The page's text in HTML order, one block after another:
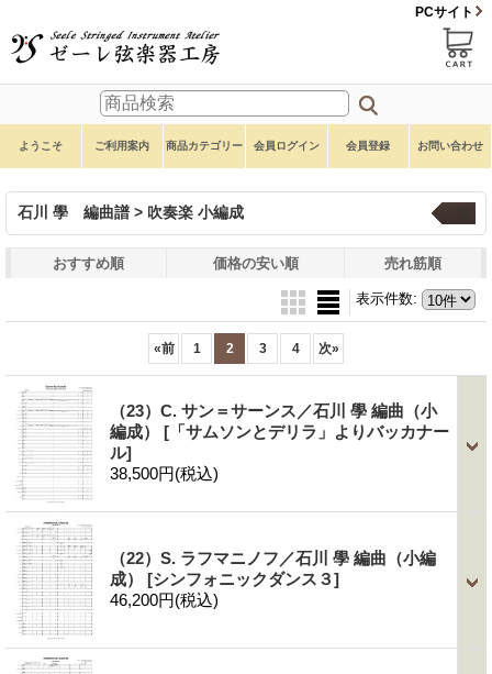
PCサイト
ようこそ ご利用案内 商品カテゴリー 会員ログイン 会員登録 お問い合わせ
石川 學 編曲譜 > 吹奏楽 小編成
おすすめ順 価格の安い順 売れ筋順
表示件数:
«前 1 2 3 4 次»
（23）C. サン＝サーンス／石川 學 編曲（小
編成） [「サムソンとデリラ」よりバッカナー
ル]
38,500円(税込)
（22）S. ラフマニノフ／石川 學 編曲（小編
成） [シンフォニックダンス３]
46,200円(税込)